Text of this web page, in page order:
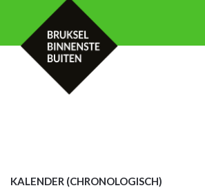
KALENDER (CHRONOLOGISCH)